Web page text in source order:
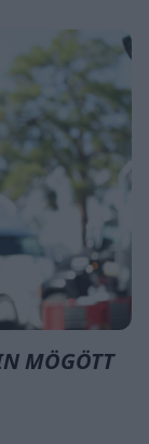
MÖGÖTT